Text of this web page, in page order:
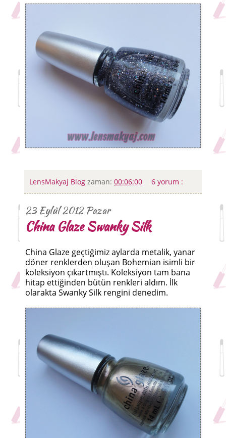
LensMakyaj Blog zaman: 00:06:00 6 yorum :
23 Eylül 2012 Pazar
China Glaze Swanky Silk
China Glaze geçtiğimiz aylarda metalik, yanar
döner renklerden oluşan Bohemian isimli bir
koleksiyon çıkartmıştı. Koleksiyon tam bana
hitap ettiğinden bütün renkleri aldım. İlk
olarakta Swanky Silk rengini denedim.